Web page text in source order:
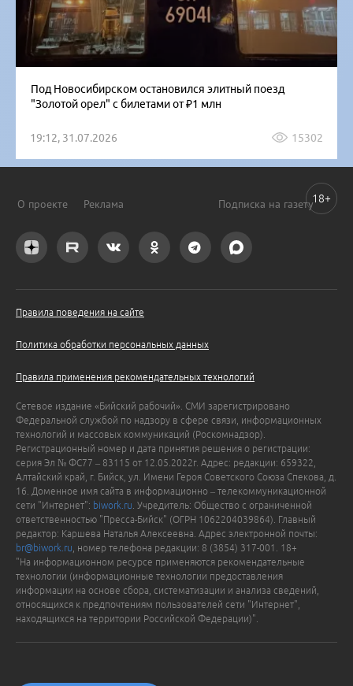
Под Новосибирском остановился элитный поезд
"Золотой орел" с билетами от ₽1 млн
19:12, 31.07.2026 15302
О проекте Реклама Подписка на газету
Правила поведения на сайте
Политика обработки персональных данных
Правила применения рекомендательных технологий
Сетевое издание «Бийский рабочий». СМИ зарегистрировано
Федеральной службой по надзору в сфере связи, информационных
технологий и массовых коммуникаций (Роскомнадзор).
Регистрационный номер и дата принятия решения о регистрации:
серия Эл № ФС77 – 83115 от 12.05.2022г. Адрес: редакции: 659322,
Алтайский край, г. Бийск, ул. Имени Героя Советского Союза Спекова, д.
16. Доменное имя сайта в информационно – телекоммуникационной
сети "Интернет": biwork.ru . Учредитель: Общество с ограниченной
ответственностью "Пресса-Бийск" (ОГРН 1062204039864). Главный
редактор: Каршева Наталья Алексеевна. Адрес электронной почты:
br@biwork.ru , номер телефона редакции: 8 (3854) 317-001. 18+
"На информационном ресурсе применяются рекомендательные
технологии (информационные технологии предоставления
информации на основе сбора, систематизации и анализа сведений,
относящихся к предпочтениям пользователей сети "Интернет",
находящихся на территории Российской Федерации)".
18+